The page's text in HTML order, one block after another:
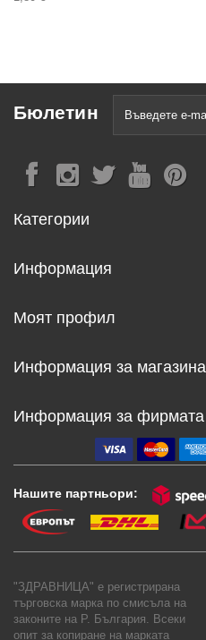
Бюлетин
Категории
Информация
Моят профил
Информация за магазина
Информация за фирмата
Нашите партньори:
"ЗДРАВНИЦА" е регистрирана
търговска марка по смисъла на
законите на Р. България. Всеки
опит за копиране на марката